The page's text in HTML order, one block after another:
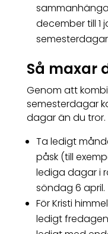
december till 1
Så maxar
Genom att
semesterdagar
dagar än du tror.
Ta ledigt
påsk (till
lediga dagar i
söndag 6 april.
För Kristi
ledigt